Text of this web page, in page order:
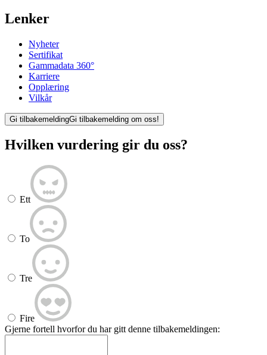
Lenker
Nyheter
Sertifikat
Gammadata 360°
Karriere
Opplæring
Vilkår
Gi tilbakemeldingGi tilbakemelding om oss!
Hvilken vurdering gir du oss?
Ett
To
Tre
Fire
Gjerne fortell hvorfor du har gitt denne tilbakemeldingen: